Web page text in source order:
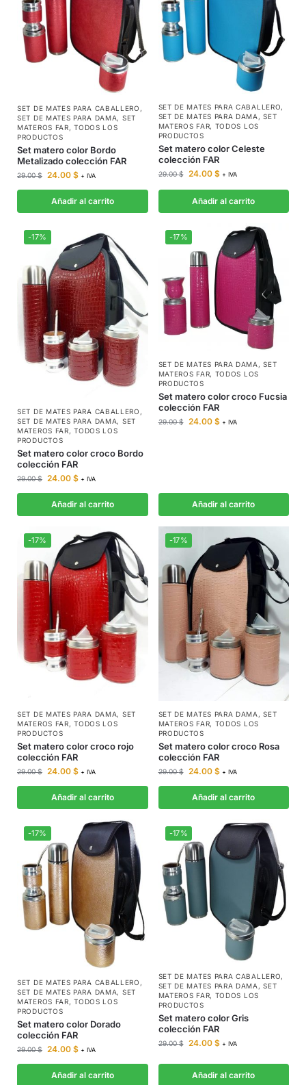
SET DE MATES PARA CABALLERO ,
SET DE MATES PARA DAMA, SET
MATEROS FAR,TODOS LOS
PRODUCTOS
Set matero color Bordo
Metalizado colección FAR
29.00$ 24.00 $ + IVA
Añadir al carrito
SET DE MATES PARA CABALLERO,
SET DE MATES PARA DAMA ,SET
MATEROS FAR, TODOS LOS
PRODUCTOS
Set matero color Celeste
colección FAR
29.00$ 24.00 $ + IVA
Añadir al carrito
-17%
SET DE MATES PARA CABALLERO ,
SET DE MATES PARA DAMA, SET
MATEROS FAR,TODOS LOS
PRODUCTOS
Set matero color croco Bordo
colección FAR
29.00$ 24.00 $ + IVA
Añadir al carrito
-17%
SET DE MATES PARA DAMA ,SET
MATEROS FAR, TODOS LOS
PRODUCTOS
Set matero color croco Fucsia
colección FAR
29.00$ 24.00 $ + IVA
Añadir al carrito
-17%
SET DE MATES PARA DAMA, SET
MATEROS FAR,TODOS LOS
PRODUCTOS
Set matero color croco rojo
colección FAR
29.00$ 24.00 $ + IVA
Añadir al carrito
-17%
SET DE MATES PARA DAMA ,SET
MATEROS FAR, TODOS LOS
PRODUCTOS
Set matero color croco Rosa
colección FAR
29.00$ 24.00 $ + IVA
Añadir al carrito
-17%
SET DE MATES PARA CABALLERO ,
SET DE MATES PARA DAMA, SET
MATEROS FAR,TODOS LOS
PRODUCTOS
Set matero color Dorado
colección FAR
29.00$ 24.00 $ + IVA
Añadir al carrito
-17%
SET DE MATES PARA CABALLERO,
SET DE MATES PARA DAMA ,SET
MATEROS FAR, TODOS LOS
PRODUCTOS
Set matero color Gris
colección FAR
29.00$ 24.00 $ + IVA
Añadir al carrito